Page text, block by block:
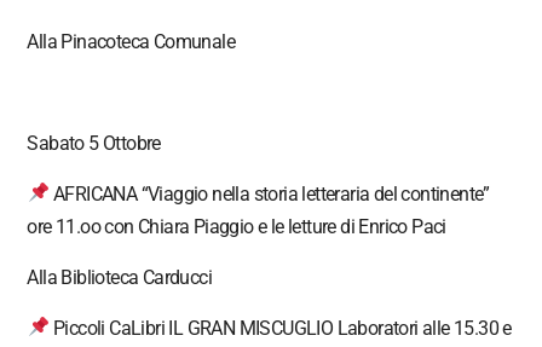
Alla Pinacoteca Comunale
Sabato 5 Ottobre
AFRICANA “Viaggio nella storia letteraria del continente”
ore 11.oo con Chiara Piaggio e le letture di Enrico Paci
Alla Biblioteca Carducci
Piccoli CaLibri IL GRAN MISCUGLIO Laboratori alle 15.30 e